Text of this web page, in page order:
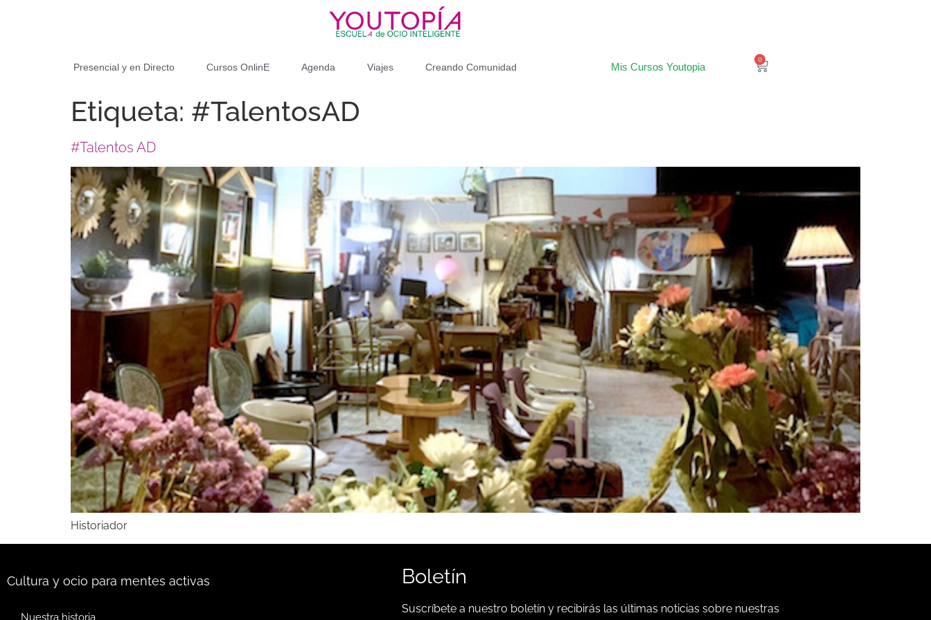
Presencial y en Directo Cursos OnlinE Agenda Viajes Creando Comunidad Mis Cursos Youtopia
0
Etiqueta: #TalentosAD
#Talentos AD
Historiador
Cultura y ocio para mentes activas
Nuestra historia
Boletín
Suscríbete a nuestro boletín y recibirás las últimas noticias sobre nuestras